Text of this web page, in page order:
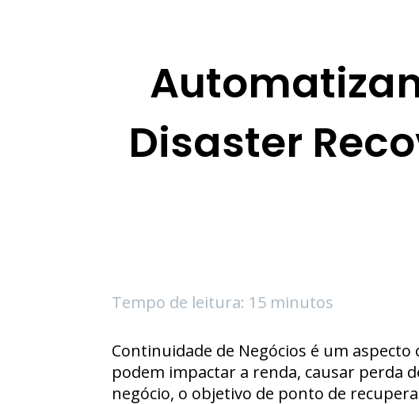
Disaster
Tempo de leitura: 15 minutos
Continuidade de Negócios é um
podem impactar a renda, causar perda
negócio, o objetivo de ponto de